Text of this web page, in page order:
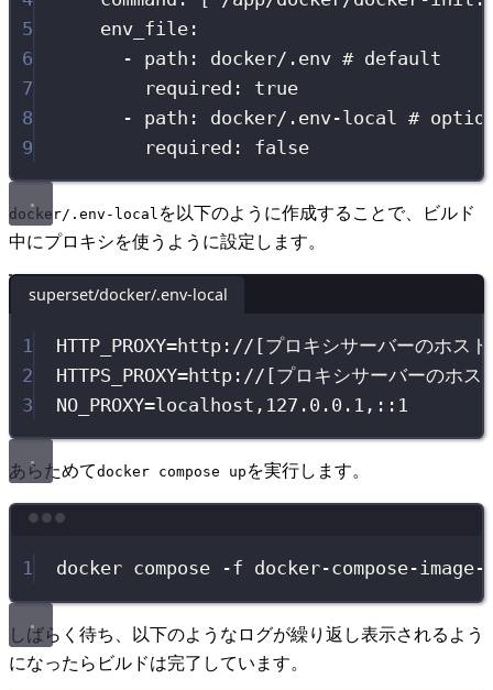
5
env_file :
6
- path : docker/.env # default
7
required :
true
8
- path : docker/.env-local
#
9
required : false
docker/.env-local を以下のように作成することで、ビルド
中にプロキシを使うように設定します。
superset/docker/.env-local
1 HTTP_PROXY=http://[プロキシサーバーのホス
2
HTTPS_PROXY=http://[プロキシサーバーのホス
3
NO_PROXY=localhost,127.0.0.1,::1
あらためてdocker compose up を実行します。
1 docker compose -f docker-compose-
しばらく待ち、以下のようなログが繰り返し表示されるよう
になったらビルドは完了しています。